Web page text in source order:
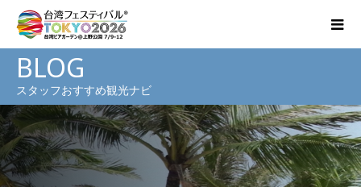
BLOG
スタッフおすすめ観光ナビ